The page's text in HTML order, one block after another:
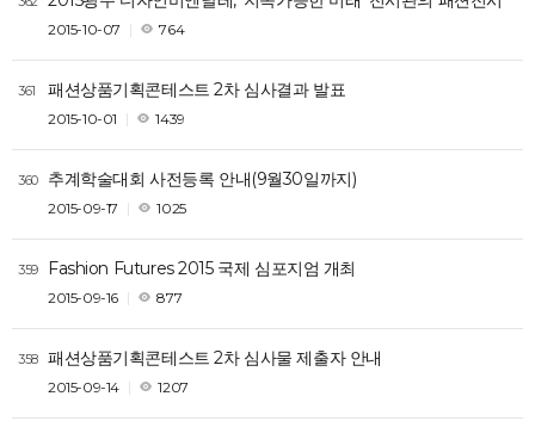
2015-10-07 764
361 패션상품기획콘테스트 2차 심사결과 발표
2015-10-01 1439
360 추계학술대회 사전등록 안내(9월30일까지)
2015-09-17 1025
359 Fashion Futures 2015 국제 심포지엄 개최
2015-09-16 877
358 패션상품기획콘테스트 2차 심사물 제출자 안내
2015-09-14 1207